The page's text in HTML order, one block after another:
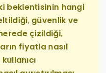
beklentisinin hangi
, güvenlik ve
nerede çizildiği,
fiyatla nasıl
kullanıcı